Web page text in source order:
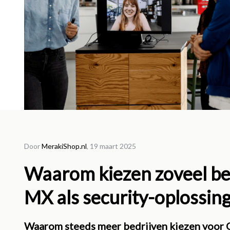
DoorMerakiShop.nl, 19 maart 2025
Waarom kiezen zoveel
MX als security-
Waarom steeds meer bedrijven kiezen voor